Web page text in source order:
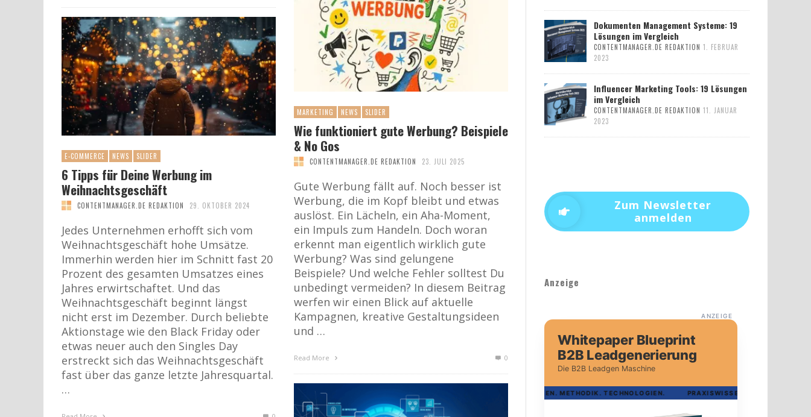
MARKETING NEWS SLIDER
Wie funktioniert gute Werbung? Beispiele
& No Gos
CONTENTMANAGER.DE REDAKTION 23. JULI 2025
Gute Werbung fällt auf. Noch besser ist
Werbung, die im Kopf bleibt und etwas
auslöst. Ein Lächeln, ein Aha-Moment,
ein Impuls zum Handeln. Doch woran
erkennt man eigentlich wirklich gute
Werbung? Was sind gelungene
Beispiele? Und welche Fehler solltest Du
unbedingt vermeiden? In diesem Beitrag
werfen wir einen Blick auf aktuelle
Kampagnen, kreative Gestaltungsideen
und …
Read More 0
E-COMMERCE NEWS SLIDER
6 Tipps für Deine Werbung im
Weihnachtsgeschäft
CONTENTMANAGER.DE REDAKTION 29. OKTOBER 2024
Jedes Unternehmen erhofft sich vom
Weihnachtsgeschäft hohe Umsätze.
Immerhin werden hier im Schnitt fast 20
Prozent des gesamten Umsatzes eines
Jahres erwirtschaftet. Und das
Weihnachtsgeschäft beginnt längst
nicht erst im Dezember. Durch beliebte
Aktionstage wie den Black Friday oder
etwas neuer auch den Singles Day
erstreckt sich das Weihnachtsgeschäft
fast über das ganze letzte Jahresquartal.
…
Dokumenten Management Systeme: 19
Lösungen im Vergleich
CONTENTMANAGER.DE REDAKTION 1. FEBRUAR
2023
Influencer Marketing Tools: 19 Lösungen
im Vergleich
CONTENTMANAGER.DE REDAKTION 11. JANUAR
2023
Zum Newsletter
anmelden
Anzeige